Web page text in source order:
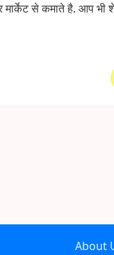
मार्केट से कमाते है. आप भी
About